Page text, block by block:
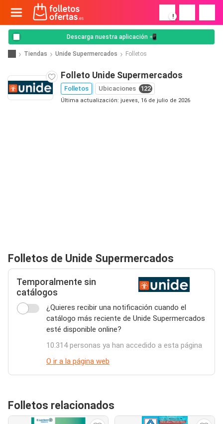
!
Descarga nuestra aplicación 📲
Tiendas Unide Supermercados Folletos
Folleto Unide Supermercados
Folletos Ubicaciones 122
Última actualización: jueves, 16 de julio de 2026
Folletos de Unide Supermercados
Temporalmente sin
catálogos
¿Quieres recibir una notificación cuando el
catálogo más reciente de Unide Supermercados
esté disponible online?
10.314 personas ya han accedido a esta página
O ir a la página web
Folletos relacionados